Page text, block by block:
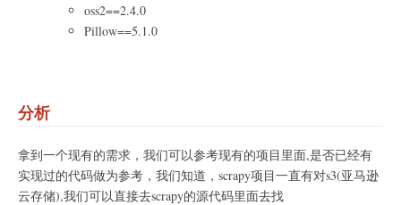
oss2==2.4.0
Pillow==5.1.0
分析
拿到一个现有的需求，我们可以参考现有的项目里面,是否已经有
实现过的代码做为参考，我们知道，scrapy项目一直有对s3(亚马逊
云存储),我们可以直接去scrapy的源代码里面去找